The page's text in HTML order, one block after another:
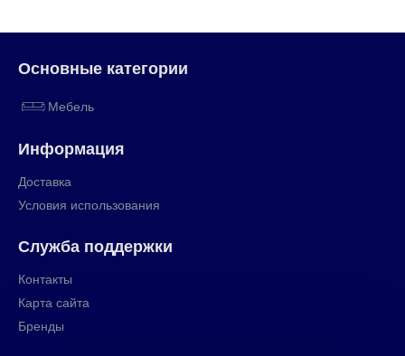
Основные категории
Мебель
Информация
Доставка
Условия использования
Служба поддержки
Контакты
Карта сайта
Бренды